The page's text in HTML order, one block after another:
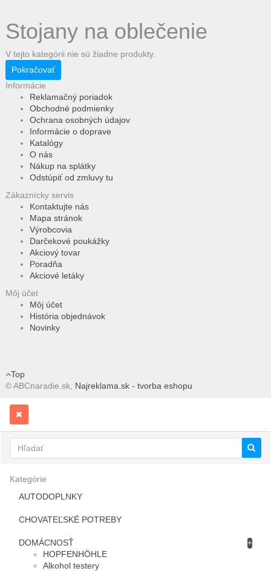
Stojany na oblečenie
V tejto kategórii nie sú žiadne produkty.
Pokračovať
Informácie
Reklamačný poriadok
Obchodné podmienky
Ochrana osobných údajov
Informácie o doprave
Katalógy
O nás
Nákup na splátky
Odstúpiť od zmluvy tu
Zákaznícky servis
Kontaktujte nás
Mapa stránok
Výrobcovia
Darčekové poukážky
Akciový tovar
Poradňa
Akciové letáky
Môj účet
Môj účet
História objednávok
Novinky
Top
© ABCnaradie.sk, Najreklama.sk - tvorba eshopu
Kategórie
AUTODOPLNKY
CHOVATEĽSKÉ POTREBY
DOMÁCNOSŤ +
HOPFENHÖHLE
Alkohol testery